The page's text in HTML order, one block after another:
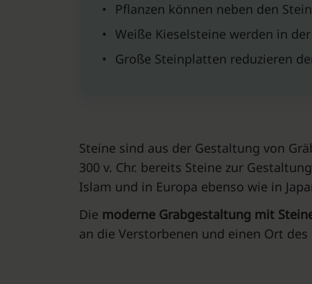
•
Pflanzen können neben den
• Weiße Kieselsteine werden in
•
Große Steinplatten reduzieren
Steine sind aus der Gestaltung von
300 v. Chr. bereits Steine zur
Islam und in Europa ebenso wie in
Die moderne Grabgestaltung mit
an die Verstorbenen und einen Ort des